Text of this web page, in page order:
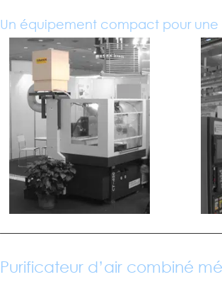
Un équipement compact pour une
Purificateur d’air combiné